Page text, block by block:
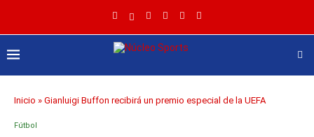
Inicio » Gianluigi Buffon recibirá un premio especial de la UEFA
Fútbol